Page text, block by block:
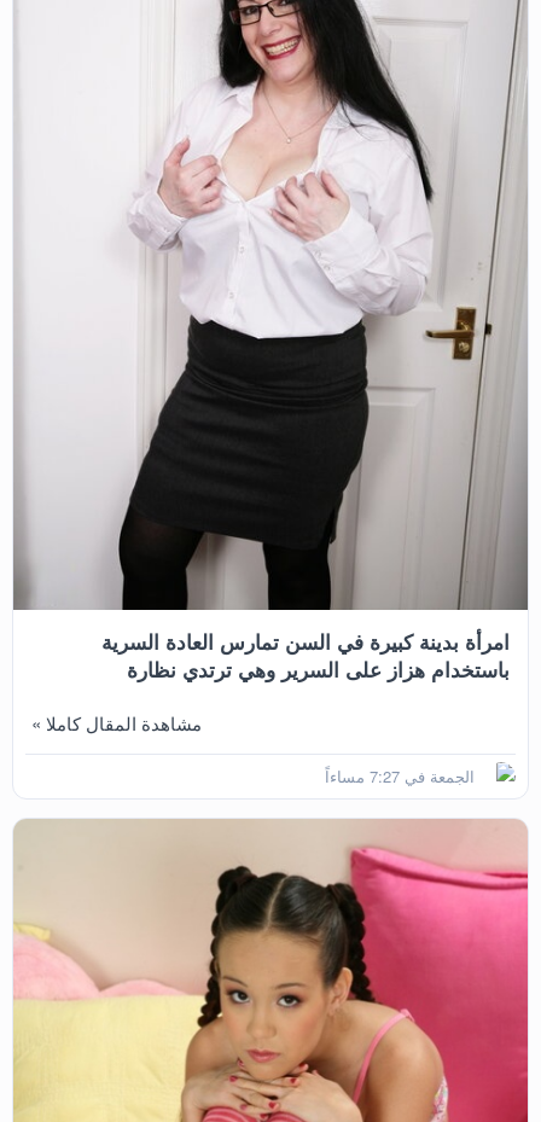
امرأة بدينة كبيرة في السن تمارس العادة السرية
باستخدام هزاز على السرير وهي ترتدي نظارة
مشاهدة المقال كاملا »
الجمعة في 7:27 مساءاً